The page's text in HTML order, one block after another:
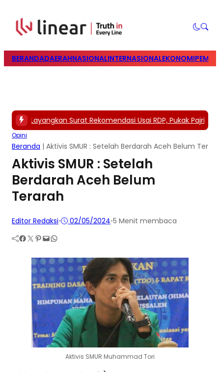
BERANDADAERAHNASIONALINTERNASIONALEKONOMIPEMILU
A Layangkan Surat Rekomendasi Usai RDP, Pukak Pajri
Opini
Beranda | Aktivis SMUR : Setelah Berdarah Aceh Belum
Aktivis SMUR : Setelah
Berdarah Aceh Belum
Terarah
Editor Redaksi• 02/05/2024•5 Menit membaca
Facebook Twitter Pinterest Mail WhatsApp
Aktivis SMUR Muhammad Tori